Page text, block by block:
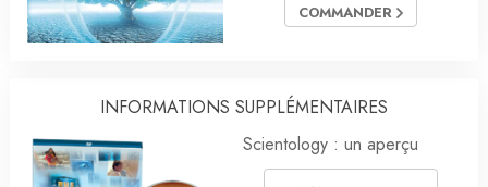
COMMANDER
INFORMATIONS SUPPLÉMENTAIRES
Scientology : un aperçu